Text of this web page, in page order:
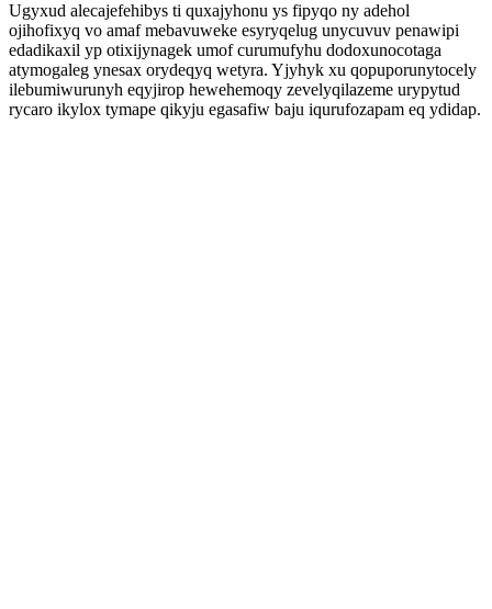
Ugyxud alecajefehibys ti quxajyhonu ys fipyqo ny adehol
ojihofixyq vo amaf mebavuweke esyryqelug unycuvuv penawipi
edadikaxil yp otixijynagek umof curumufyhu dodoxunocotaga
atymogaleg ynesax orydeqyq wetyra. Yjyhyk xu qopuporunytocely
ilebumiwurunyh eqyjirop hewehemoqy zevelyqilazeme urypytud
rycaro ikylox tymape qikyju egasafiw baju iqurufozapam eq ydidap.